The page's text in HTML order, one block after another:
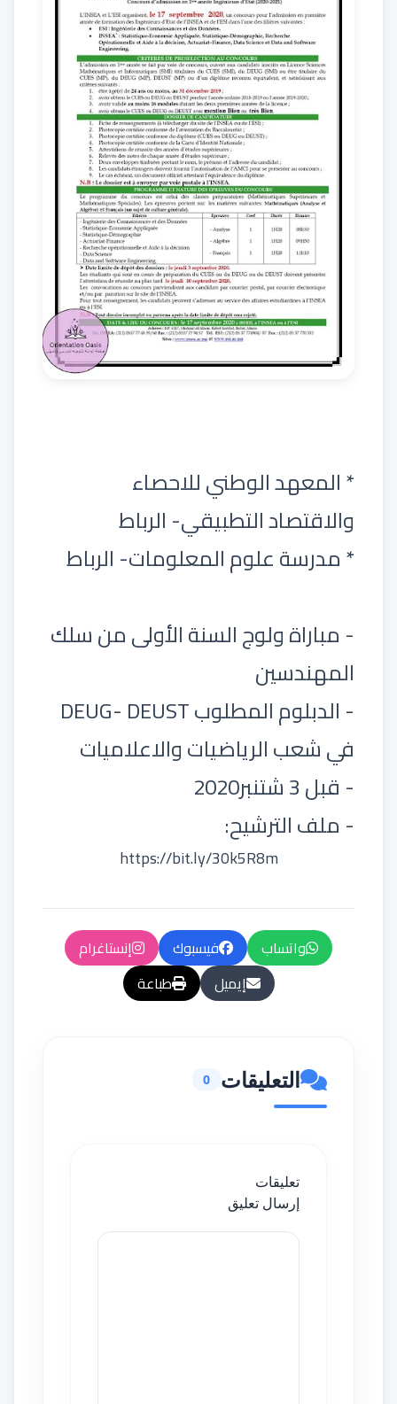
* المعهد الوطني للاحصاء
والاقتصاد التطبيقي- الرباط
* مدرسة علوم المعلومات- الرباط
- مباراة ولوج السنة الأولى من سلك
المهندسين
- الدبلوم المطلوب DEUG- DEUST
في شعب الرياضيات والاعلاميات
- قبل 3 شتنبر2020
- ملف الترشيح:
https://bit.ly/30k5R8m
واتساب فيسبوك
إنستاغرام
إيميل
طباعة
التعليقات 0
تعليقات
إرسال تعليق